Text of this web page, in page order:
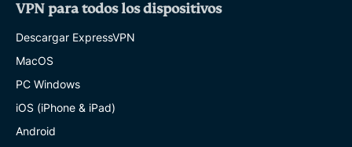
VPN para todos los dispositivos
Descargar ExpressVPN
MacOS
PC Windows
iOS (iPhone & iPad)
Android